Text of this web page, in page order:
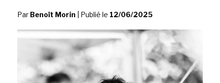
Par Benoît Morin Publié le 12/06/2025